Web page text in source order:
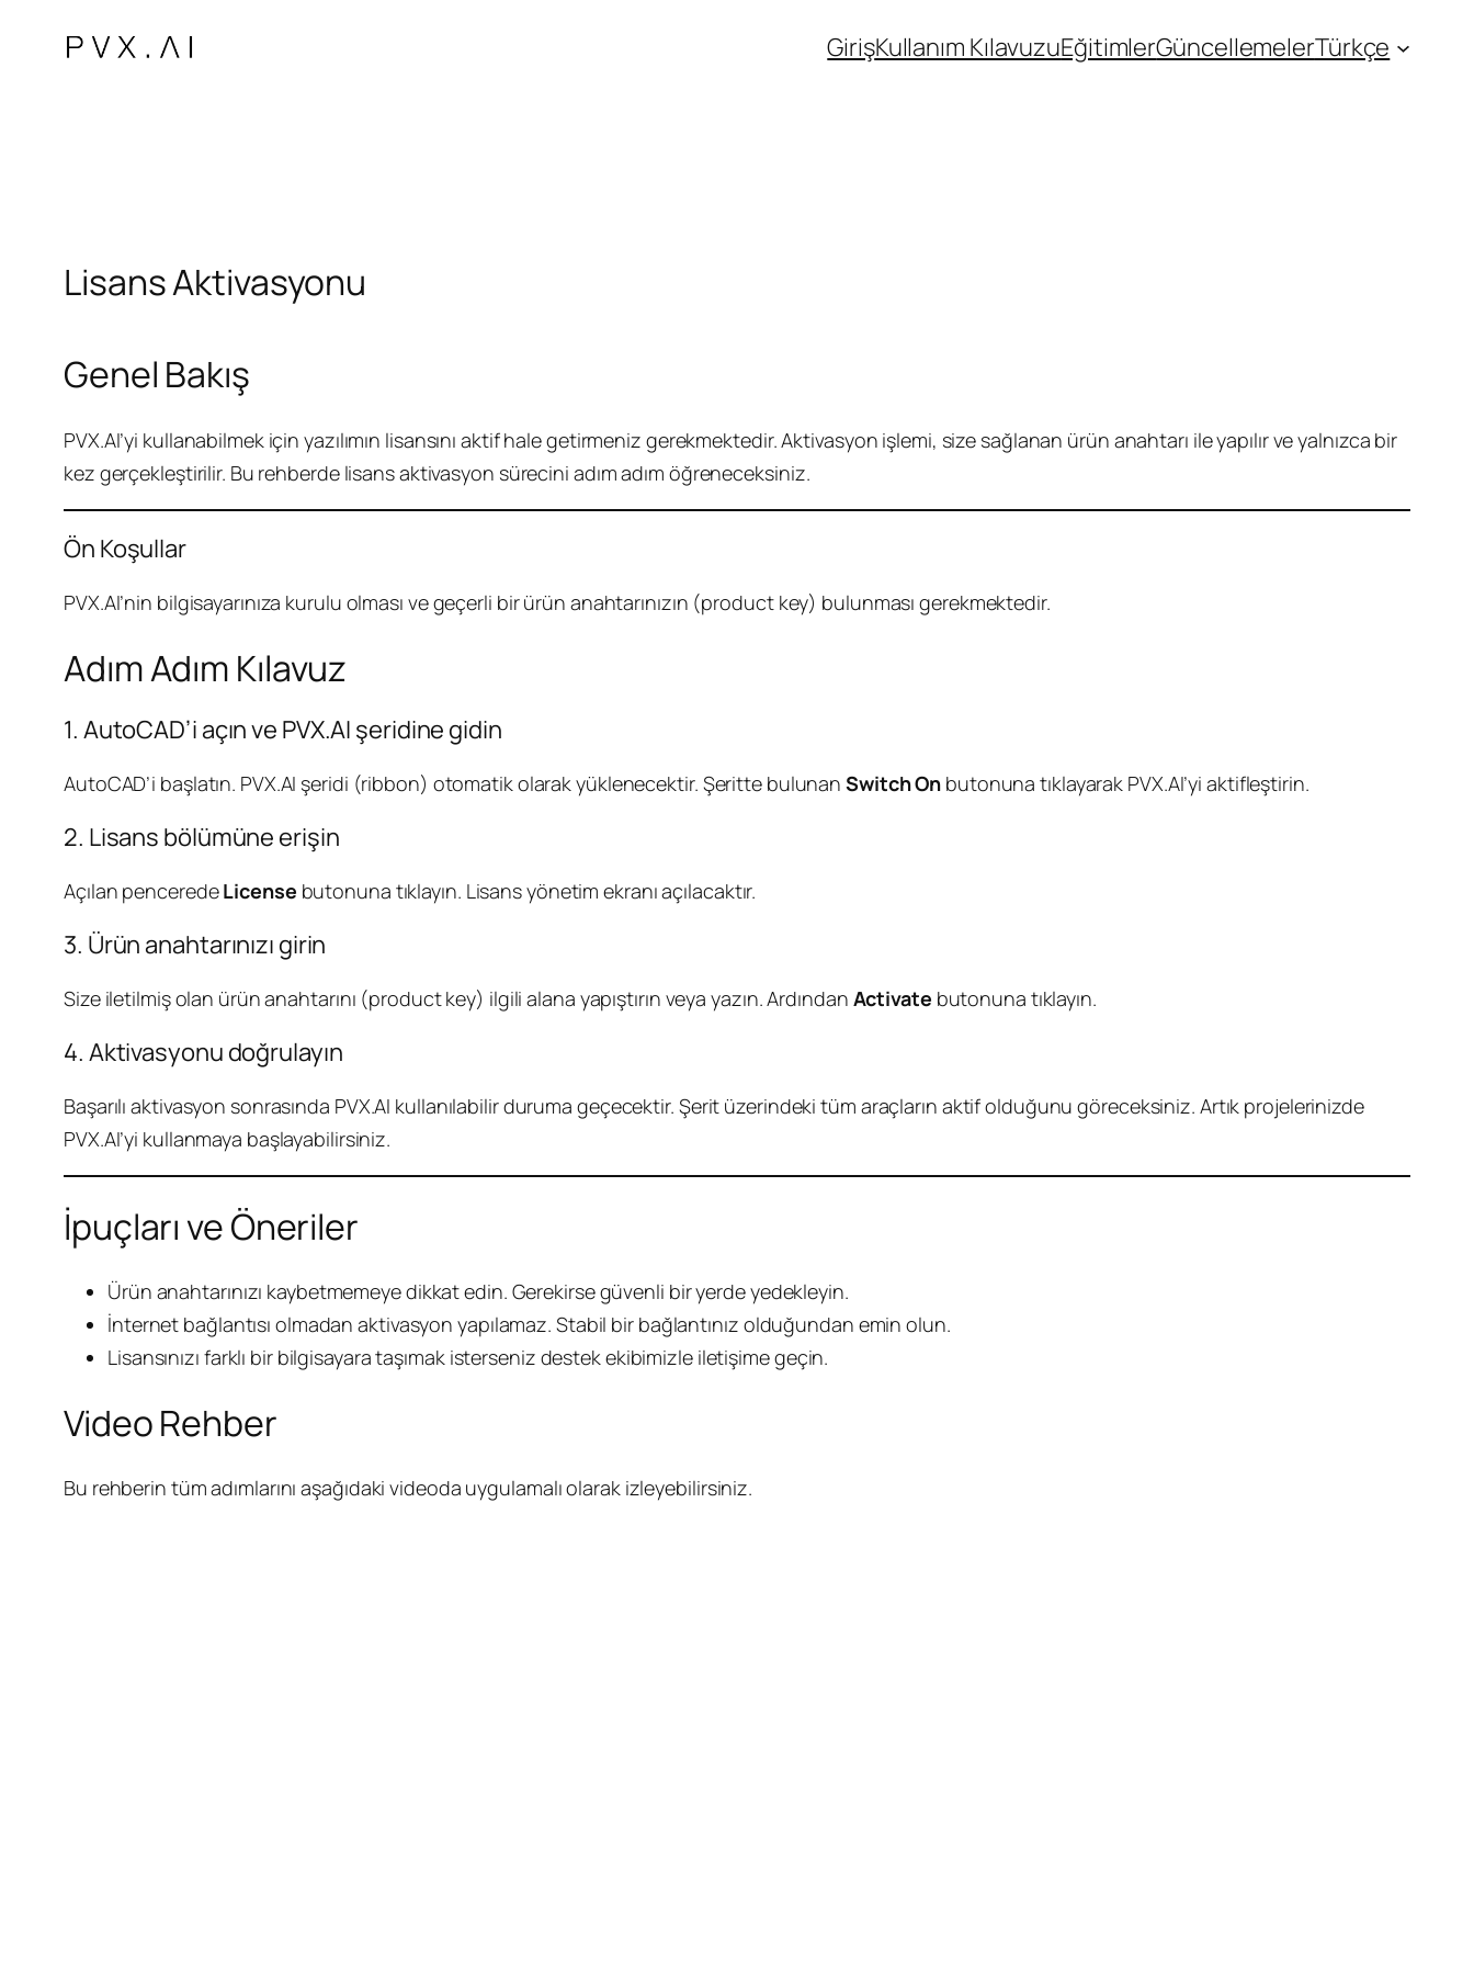
GirişKullanım KılavuzuEğitimlerGüncellemelerTürkçe
Lisans Aktivasyonu
Genel Bakış
PVX.AI’yi kullanabilmek için yazılımın lisansını aktif hale getirmeniz gerekmektedir. Aktivasyon işlemi, size sağlanan ürün anahtarı ile yapılır ve yalnızca bir
kez gerçekleştirilir. Bu rehberde lisans aktivasyon sürecini adım adım öğreneceksiniz.
Ön Koşullar
PVX.AI’nin bilgisayarınıza kurulu olması ve geçerli bir ürün anahtarınızın (product key) bulunması gerekmektedir.
Adım Adım Kılavuz
1. AutoCAD’i açın ve PVX.AI şeridine gidin
AutoCAD’i başlatın. PVX.AI şeridi (ribbon) otomatik olarak yüklenecektir. Şeritte bulunan Switch On butonuna tıklayarak PVX.AI’yi aktifleştirin.
2. Lisans bölümüne erişin
Açılan penceredeLicense butonuna tıklayın. Lisans yönetim ekranı açılacaktır.
3. Ürün anahtarınızı girin
Size iletilmiş olan ürün anahtarını (product key) ilgili alana yapıştırın veya yazın. Ardından Activate butonuna tıklayın.
4. Aktivasyonu doğrulayın
Başarılı aktivasyon sonrasında PVX.AI kullanılabilir duruma geçecektir. Şerit üzerindeki tüm araçların aktif olduğunu göreceksiniz. Artık projelerinizde
PVX.AI’yi kullanmaya başlayabilirsiniz.
İpuçları ve Öneriler
Ürün anahtarınızı kaybetmemeye dikkat edin. Gerekirse güvenli bir yerde yedekleyin.
İnternet bağlantısı olmadan aktivasyon yapılamaz. Stabil bir bağlantınız olduğundan emin olun.
Lisansınızı farklı bir bilgisayara taşımak isterseniz destek ekibimizle iletişime geçin.
Video Rehber
Bu rehberin tüm adımlarını aşağıdaki videoda uygulamalı olarak izleyebilirsiniz.